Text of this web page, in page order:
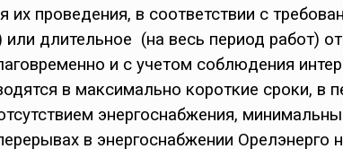
их проведения, в соответствии с
длительное (на весь период работ)
и с учетом соблюдения
в максимально короткие сроки, в
энергоснабжения,
в энергоснабжении Орелэнерго